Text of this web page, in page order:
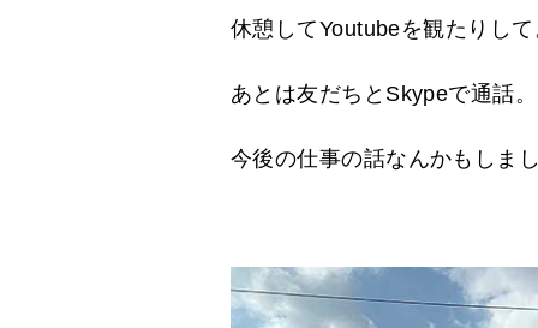
休憩してYoutubeを観たりし
あとは友だちとSkypeで通話。
今後の仕事の話なんかもしま